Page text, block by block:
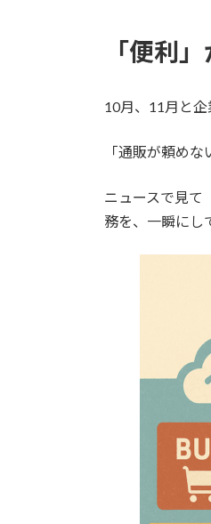
「便利
10月、11月と
「通販が頼め
ニュースで見て
務を、一瞬にし